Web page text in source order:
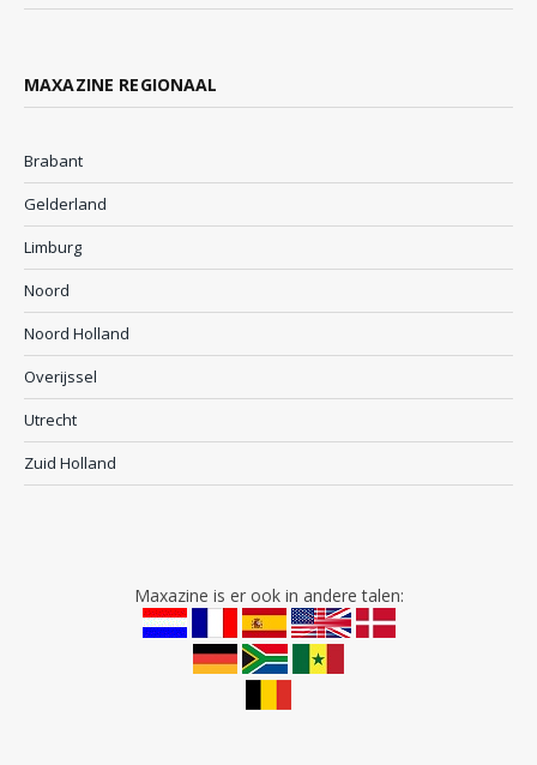
MAXAZINE REGIONAAL
Brabant
Gelderland
Limburg
Noord
Noord Holland
Overijssel
Utrecht
Zuid Holland
Maxazine is er ook in andere talen: